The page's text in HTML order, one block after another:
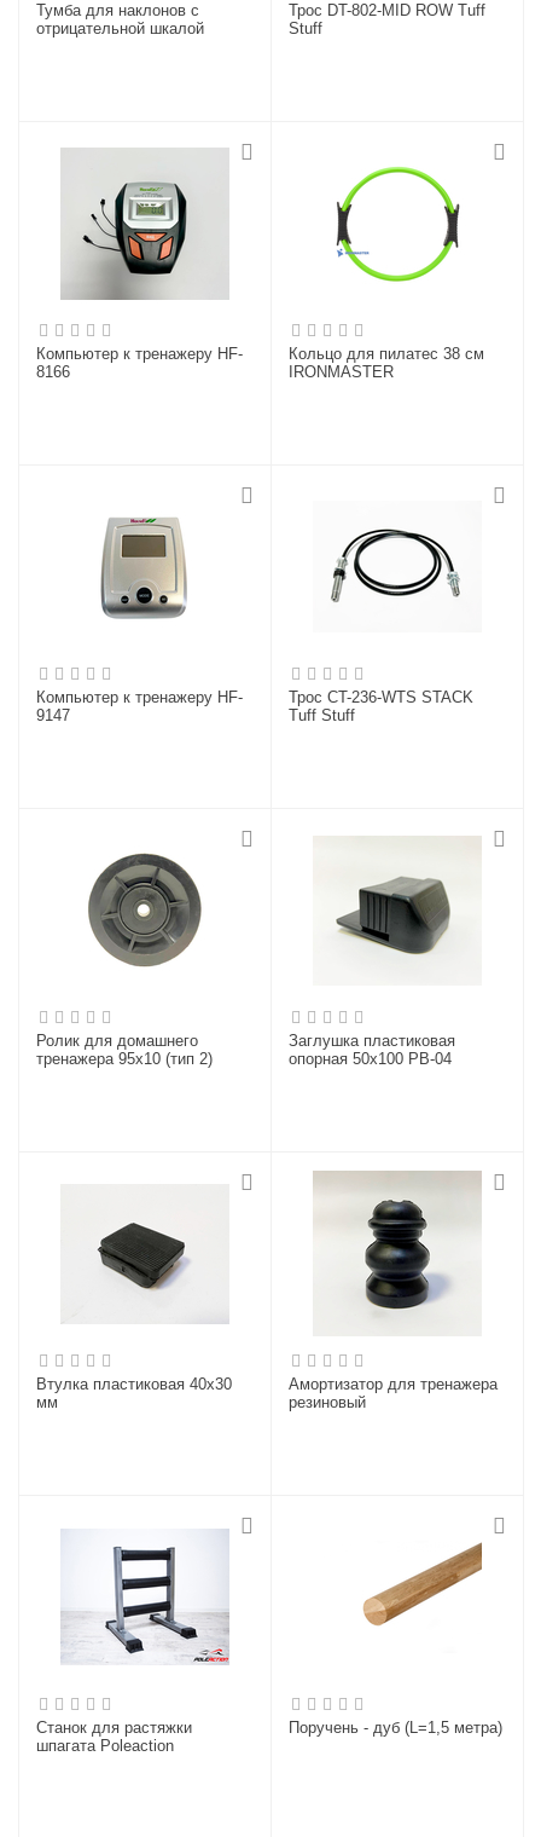
Тумба для наклонов с
отрицательной шкалой
Трос DT-802-MID ROW Tuff
Stuff
Компьютер к тренажеру HF-
8166
Кольцо для пилатес 38 см
IRONMASTER
Компьютер к тренажеру HF-
9147
Трос CT-236-WTS STACK
Tuff Stuff
Ролик для домашнего
тренажера 95х10 (тип 2)
Заглушка пластиковая
опорная 50х100 PB-04
Втулка пластиковая 40х30
мм
Амортизатор для тренажера
резиновый
Станок для растяжки
шпагата Poleaction
Поручень - дуб (L=1,5 метра)